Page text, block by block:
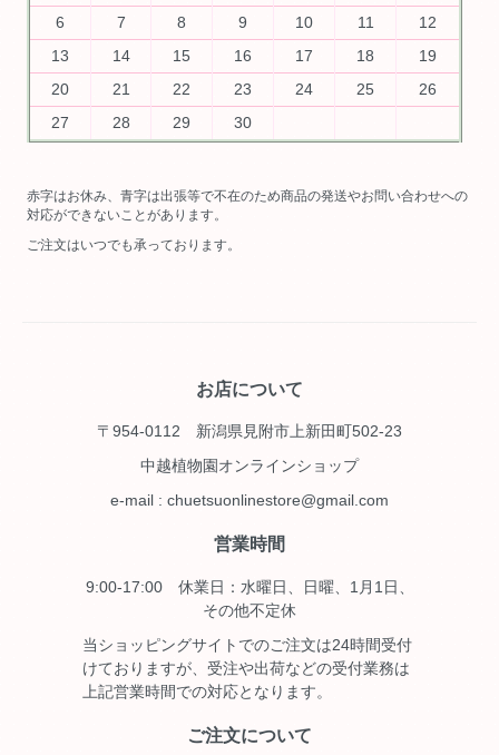
6
7 8 9 10 11
12
13
14 15 16 17 18
19
20
21 22 23 24 25
26
27
28 29 30
赤字はお休み、青字は出張等で不在のため商品の発送やお問い合わせへの
対応ができないことがあります。
ご注文はいつでも承っております。
お店について
〒954-0112 新潟県見附市上新田町502-23
中越植物園オンラインショップ
e-mail : chuetsuonlinestore@gmail.com
営業時間
9:00-17:00 休業日：水曜日、日曜、1月1日、
その他不定休
当ショッピングサイトでのご注文は24時間受付
けておりますが、受注や出荷などの受付業務は
上記営業時間での対応となります。
ご注文について